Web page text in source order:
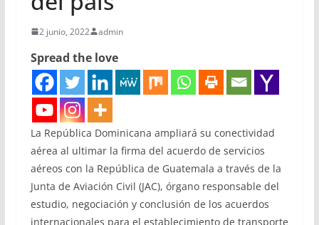
2 junio, 2022 admin
Spread the love
La República Dominicana ampliará su conectividad
aérea al ultimar la firma del acuerdo de servicios
aéreos con la República de Guatemala a través de la
Junta de Aviación Civil (JAC), órgano responsable del
estudio, negociación y conclusión de los acuerdos
internacionales para el establecimiento de transporte